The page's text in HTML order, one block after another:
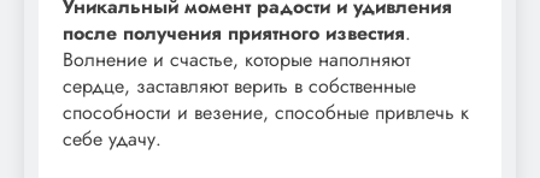
Уникальный момент радости и удивления
после получения приятного известия.
Волнение и счастье, которые наполняют
сердце, заставляют верить в собственные
способности и везение, способные привлечь к
себе удачу.